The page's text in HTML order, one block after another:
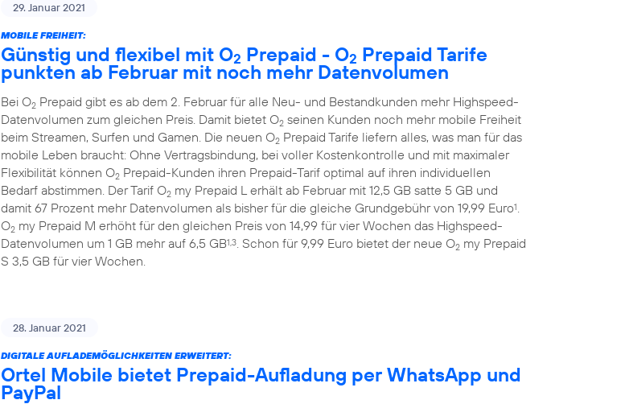
29. Januar 2021
MOBILE FREIHEIT:
Günstig und flexibel mit O2 Prepaid - O2 Prepaid Tarife
punkten ab Februar mit noch mehr Datenvolumen
Bei O2 Prepaid gibt es ab dem 2. Februar für alle Neu- und Bestandkunden mehr Highspeed-
Datenvolumen zum gleichen Preis. Damit bietet O2 seinen Kunden noch mehr mobile Freiheit
beim Streamen, Surfen und Gamen. Die neuen O2 Prepaid Tarife liefern alles, was man für das
mobile Leben braucht: Ohne Vertragsbindung, bei voller Kostenkontrolle und mit maximaler
Flexibilität können O2 Prepaid-Kunden ihren Prepaid-Tarif optimal auf ihren individuellen
Bedarf abstimmen. Der Tarif O2 my Prepaid L erhält ab Februar mit 12,5 GB satte 5 GB und
damit 67 Prozent mehr Datenvolumen als bisher für die gleiche Grundgebühr von 19,99 Euro1.
O2 my Prepaid M erhöht für den gleichen Preis von 14,99 für vier Wochen das Highspeed-
Datenvolumen um 1 GB mehr auf 6,5 GB1,3. Schon für 9,99 Euro bietet der neue O2 my Prepaid
S 3,5 GB für vier Wochen.
28. Januar 2021
DIGITALE AUFLADEMÖGLICHKEITEN ERWEITERT:
Ortel Mobile bietet Prepaid-Aufladung per WhatsApp und
PayPal